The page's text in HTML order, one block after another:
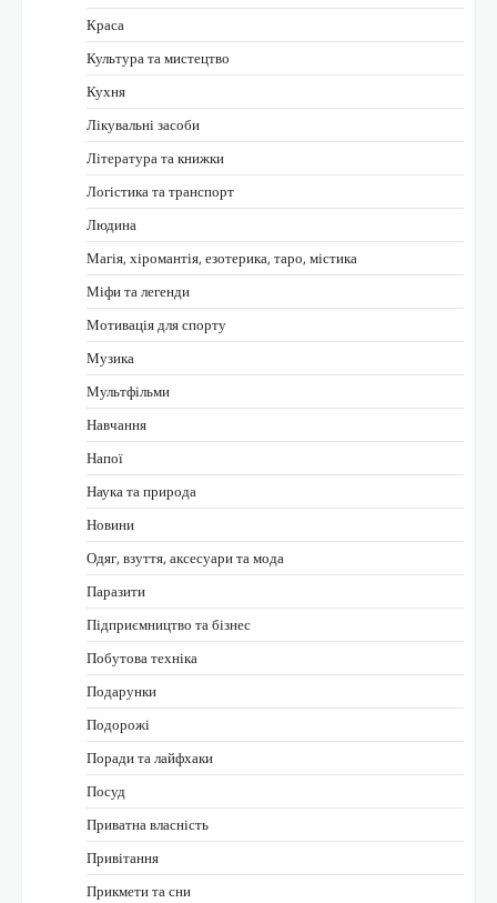
Краса
Культура та мистецтво
Кухня
Лікувальні засоби
Література та книжки
Логістика та транспорт
Людина
Магія, хіромантія, езотерика, таро, містика
Міфи та легенди
Мотивація для спорту
Музика
Мультфільми
Навчання
Напої
Наука та природа
Новини
Одяг, взуття, аксесуари та мода
Паразити
Підприємництво та бізнес
Побутова техніка
Подарунки
Подорожі
Поради та лайфхаки
Посуд
Приватна власність
Привітання
Прикмети та сни